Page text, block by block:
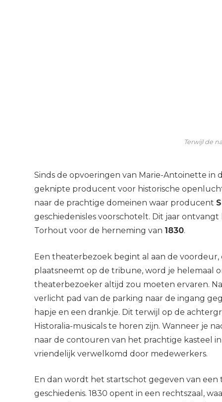
Terwijl de
Sinds de opvoeringen van Marie-Antoinette in
geknipte producent voor historische
naar de prachtige domeinen waar producent
geschiedenisles voorschotelt. Dit jaar
Torhout voor de herneming van 1830.
Een theaterbezoek begint al aan de
plaatsneemt op de tribune, word je helemaal
theaterbezoeker altijd zou moeten ervaren.
verlicht pad van de parking naar de ingang
hapje en een drankje. Dit terwijl op de
Historalia-musicals te horen zijn. Wanneer je
naar de contouren van het prachtige kasteel
vriendelijk verwelkomd door medewerkers.
En dan wordt het startschot gegeven van
geschiedenis. 1830 opent in een rechtszaal,